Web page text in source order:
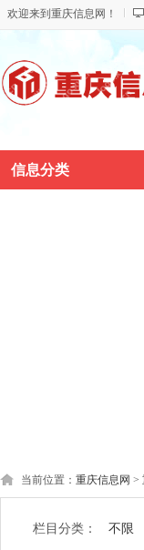
欢迎来到重庆信息网！
信息分类
当前位置： 重庆信息网 >
栏目分类： 不限